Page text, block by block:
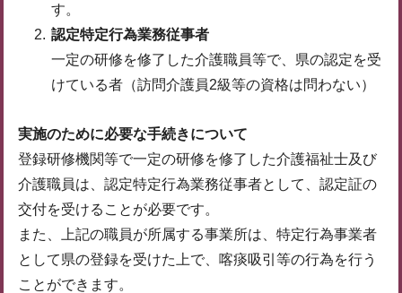
す。
認定特定行為業務従事者
一定の研修を修了した介護職員等で、県の認定を受
けている者（訪問介護員2級等の資格は問わない）
実施のために必要な手続きについて
登録研修機関等で一定の研修を修了した介護福祉士及び
介護職員は、認定特定行為業務従事者として、認定証の
交付を受けることが必要です。
また、上記の職員が所属する事業所は、特定行為事業者
として県の登録を受けた上で、喀痰吸引等の行為を行う
ことができます。